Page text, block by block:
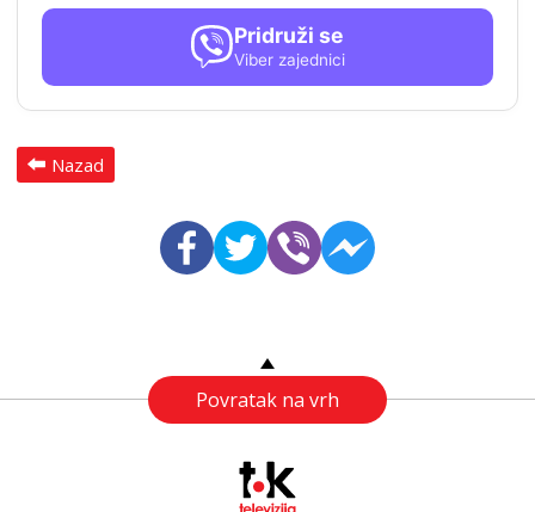
Pridruži se
Viber zajednici
Nazad
Povratak na vrh